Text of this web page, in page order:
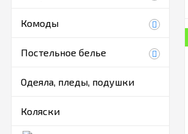
Комоды
Постельное белье
Одеяла, пледы, подушки
Коляски